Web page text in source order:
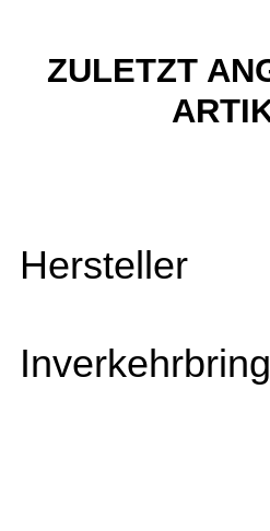
ZULETZT
Hersteller